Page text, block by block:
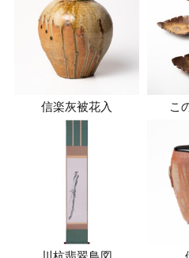
信楽灰被花入 こ